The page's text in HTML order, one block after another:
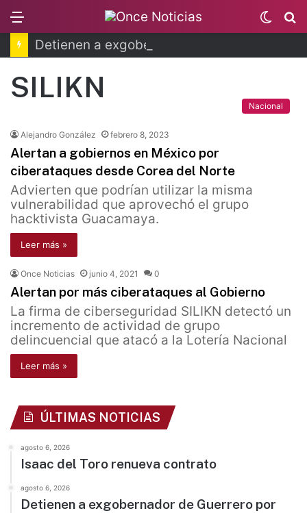
Switch
skin
SILIKN
Nacional
Alejandro González febrero 8, 2023
Alertan a gobiernos en México por
ciberataques desde Corea del Norte
Advierten que podrían utilizar la misma
vulnerabilidad que aprovechó el grupo
hacktivista Guacamaya.
Leer más »
Once Noticias junio 4, 2021 0
Alertan por más ciberataques al Gobierno
La firma de ciberseguridad SILIKN detectó un
incremento de actividad de grupo
delincuencial que atacó a la Lotería Nacional
Leer más »
ÚLTIMAS NOTICIAS
agosto 6, 2026
Isaac del Toro renueva contrato
agosto 6, 2026
Detienen a exgobernador de Guerrero por